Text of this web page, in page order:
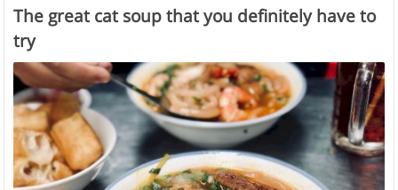
The great cat soup that you definitely have to
try